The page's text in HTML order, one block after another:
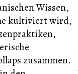
Wissen,
kultiviert wird,
zusammen.